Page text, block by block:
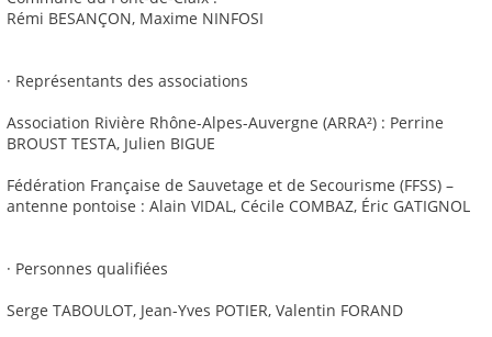
Rémi BESANÇON, Maxime NINFOSI
· Représentants des associations
Association Rivière Rhône-Alpes-Auvergne (ARRA²) : Perrine
BROUST TESTA, Julien BIGUE
Fédération Française de Sauvetage et de Secourisme (FFSS) –
antenne pontoise : Alain VIDAL, Cécile COMBAZ, Éric GATIGNOL
· Personnes qualifiées
Serge TABOULOT, Jean-Yves POTIER, Valentin FORAND